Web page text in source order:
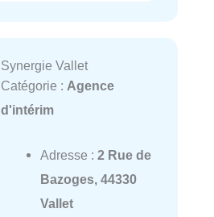
Synergie Vallet
Catégorie : Agence
d'intérim
Adresse : 2 Rue de
Bazoges, 44330
Vallet